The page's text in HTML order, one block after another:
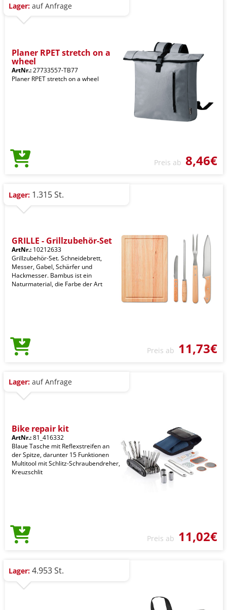
Lager: auf Anfrage
Planer RPET stretch on a
wheel
ArtNr.:27733557-TB77
Planer RPET stretch on a wheel
Preis ab 8,46€
Lager: 1.315 St.
GRILLE - Grillzubehör-Set
ArtNr.: 10212633
Grillzubehör-Set. Schneidebrett,
Messer, Gabel, Schärfer und
Hackmesser. Bambus ist ein
Naturmaterial, die Farbe der Art
Preis ab 11,73€
Lager: auf Anfrage
Bike repair kit
ArtNr.:81_416332
Blaue Tasche mit Reflexstreifen an
der Spitze, darunter 15 Funktionen
Multitool mit Schlitz-Schraubendreher,
Kreuzschlit
Preis ab 11,02€
Lager: 4.953 St.